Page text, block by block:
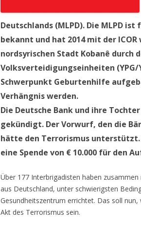
Deutschlands (MLPD). Die MLPD
bekannt und hat 2014 mit der
nordsyrischen Stadt Kobanê durch
Volksverteidigungseinheiten
Schwerpunkt Geburtenhilfe
Verhängnis werden.
Die Deutsche Bank und ihre
gekündigt. Der Vorwurf, den die
hätte den Terrorismus unterstützt.
eine Spende von € 10.000 für den
Über 177 Interbrigadisten haben
aus Deutschland, unter schwierigsten
Gesundheitszentrum errichtet. Das soll
Akt des Terrorismus sein.